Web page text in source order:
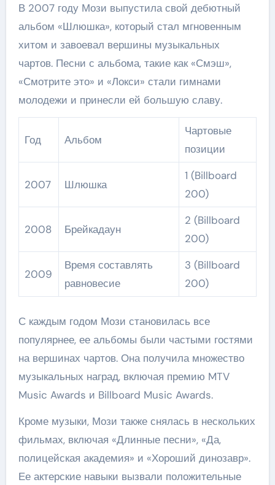
В 2007 году Мози выпустила свой дебютный
альбом «Шлюшка», который стал мгновенным
хитом и завоевал вершины музыкальных
чартов. Песни с альбома, такие как «Смэш»,
«Смотрите это» и «Локси» стали гимнами
молодежи и принесли ей большую славу.
Год Альбом
Чартовые
позиции
2007 Шлюшка
1 (Billboard
200)
2008 Брейкадаун
2 (Billboard
200)
2009
Время составлять
равновесие
3 (Billboard
200)
С каждым годом Мози становилась все
популярнее, ее альбомы были частыми гостями
на вершинах чартов. Она получила множество
музыкальных наград, включая премию MTV
Music Awards и Billboard Music Awards.
Кроме музыки, Мози также снялась в нескольких
фильмах, включая «Длинные песни», «Да,
полицейская академия» и «Хороший динозавр».
Ее актерские навыки вызвали положительные